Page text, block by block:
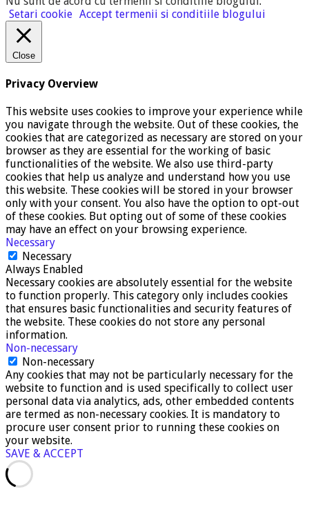
Setari cookie Accept termenii si conditiile blogului
Close
Privacy Overview
This website uses cookies to improve your experience while
you navigate through the website. Out of these cookies, the
cookies that are categorized as necessary are stored on your
browser as they are essential for the working of basic
functionalities of the website. We also use third-party
cookies that help us analyze and understand how you use
this website. These cookies will be stored in your browser
only with your consent. You also have the option to opt-out
of these cookies. But opting out of some of these cookies
may have an effect on your browsing experience.
Necessary
Necessary
Always Enabled
Necessary cookies are absolutely essential for the website
to function properly. This category only includes cookies
that ensures basic functionalities and security features of
the website. These cookies do not store any personal
information.
Non-necessary
Non-necessary
Any cookies that may not be particularly necessary for the
website to function and is used specifically to collect user
personal data via analytics, ads, other embedded contents
are termed as non-necessary cookies. It is mandatory to
procure user consent prior to running these cookies on
your website.
SAVE & ACCEPT